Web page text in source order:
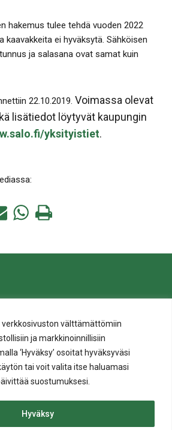
välttämättömiin
ja markkinoinnillisiin
‘Hyväksy’ osoitat hyväksyväsi
tai voit valita itse haluamasi
suostumuksesi.
Hyväksy
hakemus tulee tehdä vuoden 2022
kaavakkeita ei hyväksytä. Sähköisen
ja salasana ovat samat kuin
22.10.2019. Voimassa olevat
lisätiedot löytyvät kaupungin
yksityistiet.
Jaa Tulosta